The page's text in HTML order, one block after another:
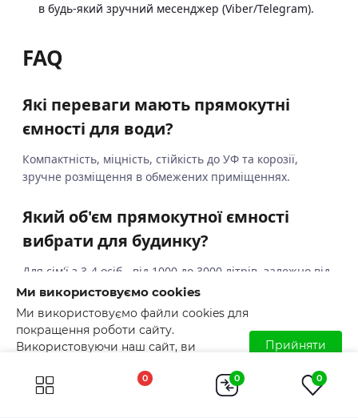
0 0
0
в будь-який зручний месенджер (Viber/Telegram).
FAQ
Які переваги мають прямокутні
ємності для води?
Компактність, міцність, стійкість до УФ та корозії,
зручне розміщення в обмежених приміщеннях.
Який об'єм прямокутної ємності
вибрати для будинку?
Для сім'ї з 3-4 осіб - від 1000 до 3000 літрів, залежно від
витрати води, тому потрібно буде кілька ємностей.
Вони легко підключаються один до одного за рахунок
виділених місць для підключення на самому баку.
в приміщенні?
Ми використовуємо cookies
Ми використовуємо файли cookies для
покращення роботи сайту.
Використовуючи наш сайт, ви
cookies. Детальніше читайте у
Умовах
користування
Прийняти